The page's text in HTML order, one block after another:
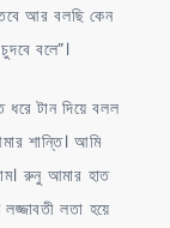
আর বলছি কেন
বলে”।
টান দিয়ে বলল
শান্তি। আমি
রুনু আমার হাত
লতা হয়ে